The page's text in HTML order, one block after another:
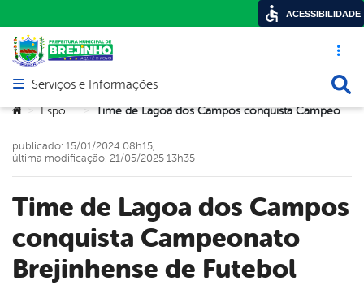
Acesso
Abrir menu principal de navegação
Serviços e Informações
Você está aqui:
> Esporte > Time de Lagoa dos Campos conquista Campeonato Brejinhense de Futebol
Time de Lagoa dos Campos
conquista Campeonato
Brejinhense de Futebol
publicado: 15/01/2024 08h15,
última modificação: 21/05/2025 13h35
ACESSIBILIDADE